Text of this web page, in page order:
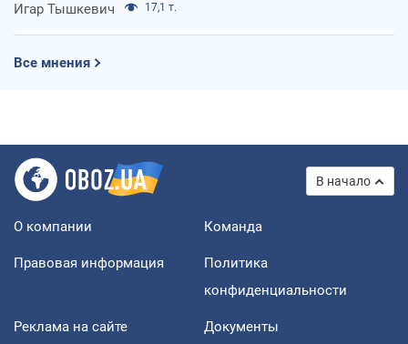
Игар Тышкевич 17,1 т.
Все мнения
В начало
О компании Команда
Правовая информация
Политика
конфиденциальности
Реклама на сайте Документы